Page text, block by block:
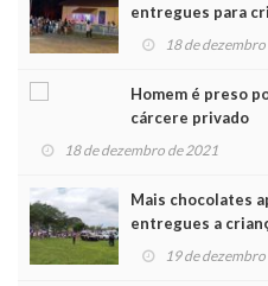
entregues para
Noel
18 de
Homem é preso
cárcere privado
18 de dezembro de 2021
Mais chocolates
entregues a
19 de